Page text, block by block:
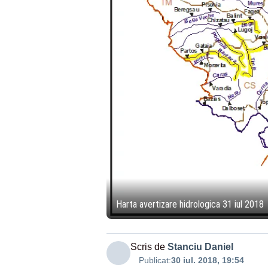
Harta avertizare hidrologica 31 iul 2018
Scris de Stanciu Daniel
Publicat:30 iul. 2018, 19:54